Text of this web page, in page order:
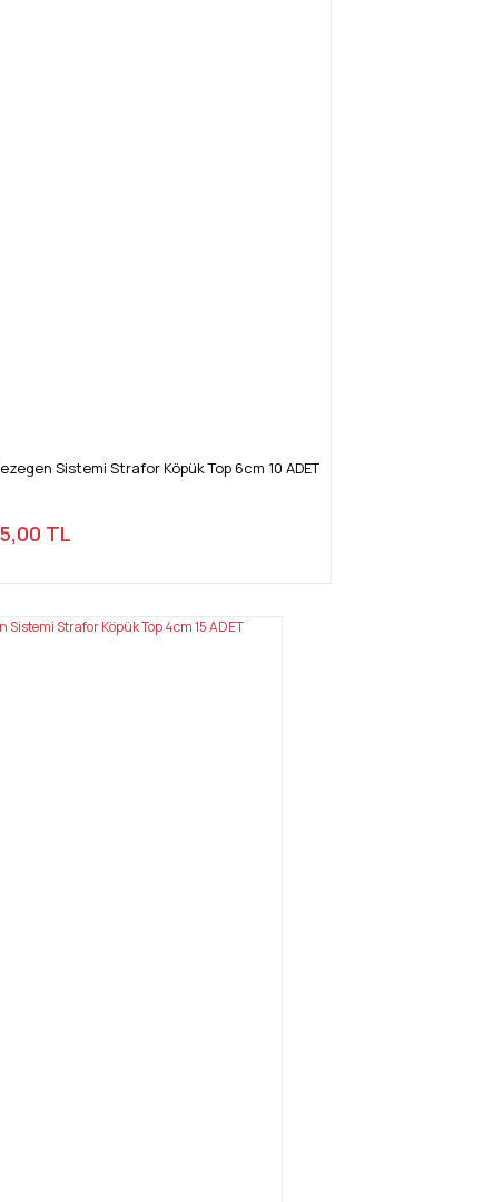
Sistemi Strafor Köpük Top 6cm 10 ADET
TL